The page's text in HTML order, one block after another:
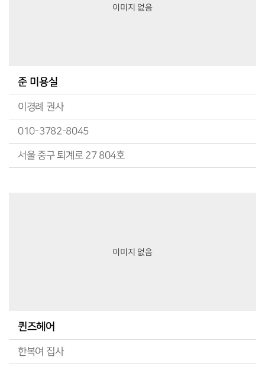
이미지 없음
준 미용실
이경례 권사
010-3782-8045
서울 중구 퇴계로 27 804호
이미지 없음
퀸즈헤어
한복여 집사